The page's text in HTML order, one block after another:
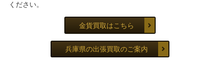
ください。
金貨買取はこちら
兵庫県の出張買取のご案内